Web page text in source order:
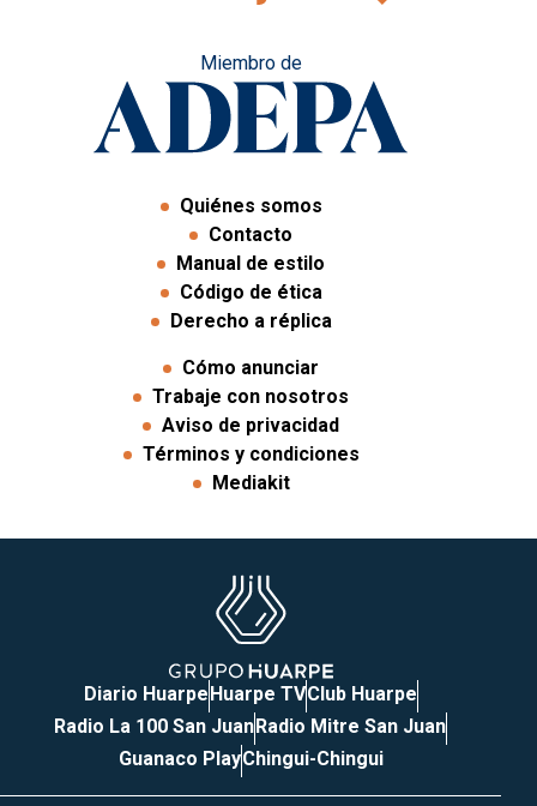
Miembro de
Quiénes somos
Contacto
Manual de estilo
Código de ética
Derecho a réplica
Cómo anunciar
Trabaje con nosotros
Aviso de privacidad
Términos y condiciones
Mediakit
Diario HuarpeHuarpe TVClub Huarpe
Radio La 100 San JuanRadio Mitre San Juan
Guanaco PlayChingui-Chingui